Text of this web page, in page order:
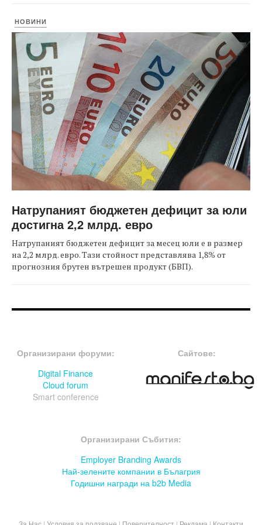
НОВИНИ
Натрупаният бюджетен дефицит за юли
достигна 2,2 млрд. евро
Натрупаният бюджетен дефицит за месец юли е в размер
на 2,2 млрд. евро. Тази стойност представлява 1,8% от
прогнозния брутен вътрешен продукт (БВП).
Организирани форуми:
Digital Finance
Cloud forum
Smart conference
Сайтове:
Организирани Събития:
Employer Branding Awards
Най-зелените компании в Бълагрия
Годишни награди на b2b Media